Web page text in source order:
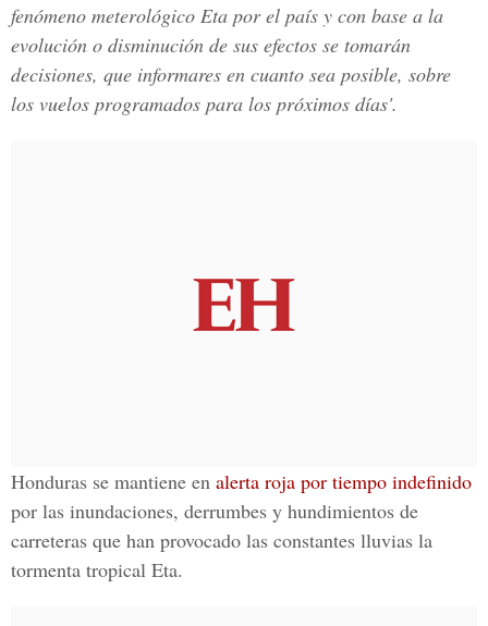
fenómeno meterológico Eta por el país y con base a la
evolución o disminución de sus efectos se tomarán
decisiones, que informares en cuanto sea posible, sobre
los vuelos programados para los próximos días'.
Honduras se mantiene en alerta roja por tiempo indefinido
por las inundaciones, derrumbes y hundimientos de
carreteras que han provocado las constantes lluvias la
tormenta tropical Eta.